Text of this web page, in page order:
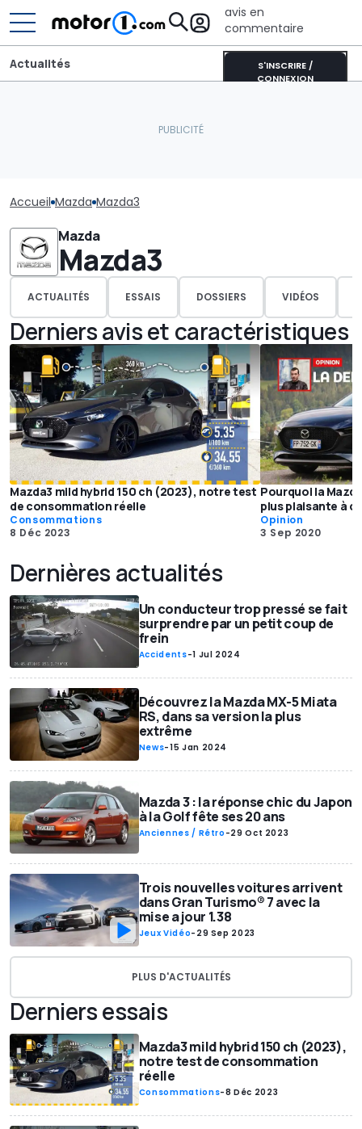
avis en
commentaire
S'INSCRIRE /
CONNEXION
Actualités
Accueil Mazda Mazda3
Mazda
Mazda3
ACTUALITÉS ESSAIS DOSSIERS VIDÉOS
Derniers avis et caractéristiques
Mazda3 mild hybrid 150 ch (2023), notre test
de consommation réelle
Consommations
8 Déc 2023
Pourquoi la
plus plaisante à
Opinion
3 Sep 2020
Dernières actualités
Un conducteur trop pressé se fait
surprendre par un petit coup de
frein
Accidents-1 Jul 2024
Découvrez la Mazda MX-5 Miata
RS, dans sa version la plus
extrême
News-15 Jan 2024
Mazda 3 : la réponse chic du Japon
à la Golf fête ses 20 ans
Anciennes / Rétro -29 Oct 2023
Trois nouvelles voitures arrivent
dans Gran Turismo® 7 avec la
mise a jour 1.38
Jeux Vidéo- 29 Sep 2023
PLUS D'ACTUALITÉS
Derniers essais
Mazda3 mild hybrid 150 ch (2023),
notre test de consommation
réelle
Consommations-8 Déc 2023